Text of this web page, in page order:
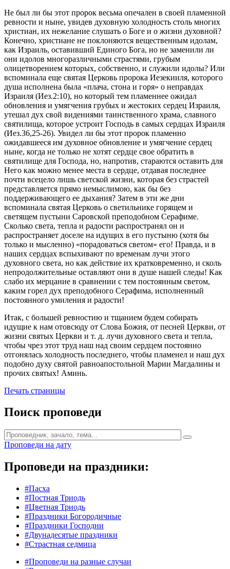
Не был ли бы этот пророк весьма опечален в своей пламенной
ревности и ныне, увидев духовную холодность столь многих
христиан, их нежелание слушать о Боге и о жизни духовной?
Конечно, христиане не поклоняются вещественным идолам,
как Израиль, оставивший Единого Бога, но не заменили ли
они идолов многоразличными страстями, грубым
олицетворением которых, собственно, и служили идолы? Или
вспоминала еще святая Церковь пророка Иезекииля, которого
душа исполнена была «плача, стона и горя» о неправдах
Израиля (Иез.2:10), но который тем пламеннее ожидал
обновления и умягчения грубых и жестоких сердец Израиля,
утешал дух свой видениями таинственного храма, славного
святилища, которое устроит Господь в самых сердцах Израиля
(Иез.36,25-26). Увидел ли бы этот пророк пламенно
ожидавшееся им духовное обновление и умягчение сердец
ныне, когда не только не хотят сердце свое обратить в
святилище для Господа, но, напротив, стараются оставить для
Него как можно менее места в сердце, отдавая последнее
почти всецело лишь светской жизни, которая без страстей
представляется прямо немыслимою, как бы без
поддерживающего ее дыхания? Затем в эти же дни
вспоминала святая Церковь о светильнике горящем и
светящем пустыни Саровской преподобном Серафиме.
Сколько света, тепла и радости распространял он и
распространяет доселе на идущих в его пустыню (хотя бы
только и мысленно) «порадоваться светом» его! Правда, и в
наших сердцах вспыхивают по временам лучи этого
духовного света, но как действие их кратковременно, и сколь
непродолжительные оставляют они в душе нашей следы! Как
слабо их мерцание в сравнении с тем постоянным светом,
каким горел дух преподобного Серафима, исполненный
постоянного умиления и радости!
Итак, с большей ревностию и тщанием будем собирать
идущие к нам отовсюду от Слова Божия, от песней Церкви, от
жизни святых Церкви и т. д. лучи духовного света и тепла,
чтобы чрез этот труд наш над своим сердцем постоянно
отгонялась холодность последнего, чтобы пламенел и наш дух
подобно духу святой равноапостольной Марии Магдалины и
прочих святых! Аминь.
Печать страницы
Поиск проповеди
Проповеди на дату
Проповеди на праздники:
#Пасха
#Постная Триодь
#Цветная Триодь
#Праздники Богородичные
#Праздники Господни
#Двунадесятые праздники
#Страстная седмица
#Проповеди на разные случаи